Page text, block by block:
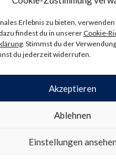
Erlebnis zu bieten,
findest du in unsererCookie-
. Stimmst du der
du jederzeit widerrufen.
Akzeptieren
Ablehnen
Einstellungen ansehen
— COOKIE-
BENJAMIN BÖGE—